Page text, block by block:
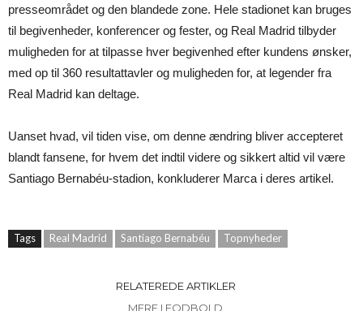
presseområdet og den blandede zone. Hele stadionet kan bruges
til begivenheder, konferencer og fester, og Real Madrid tilbyder
muligheden for at tilpasse hver begivenhed efter kundens ønsker,
med op til 360 resultattavler og muligheden for, at legender fra
Real Madrid kan deltage.
Uanset hvad, vil tiden vise, om denne ændring bliver accepteret
blandt fansene, for hvem det indtil videre og sikkert altid vil være
Santiago Bernabéu-stadion, konkluderer Marca i deres artikel.
Tags Real Madrid Santiago Bernabéu Topnyheder
RELATEREDE ARTIKLER
MERE I FODBOLD